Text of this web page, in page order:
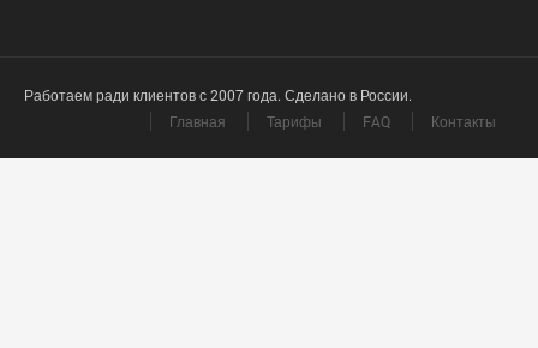
Работаем ради клиентов с 2007 года. Сделано в России.
Главная
Тарифы FAQ Контакты